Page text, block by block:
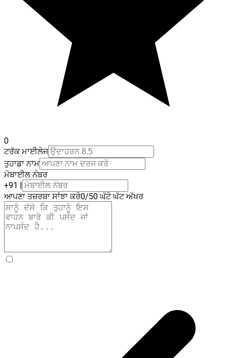
0
ਟਰੱਕ ਮਾਈਲੇਜ
ਤੁਹਾਡਾ ਨਾਮ
ਮੋਬਾਈਲ ਨੰਬਰ
+91 |
ਆਪਣਾ ਤਜ਼ਰਬਾ ਸਾਂਝਾ ਕਰੋ0/50 ਘੱਟੋ ਘੱਟ ਅੱਖਰ